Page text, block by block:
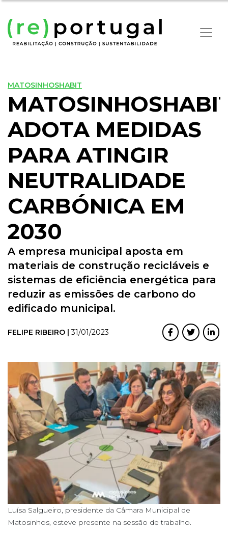
MATOSINHOSHABIT
ADOTA MEDIDAS
PARA ATINGIR
NEUTRALIDADE
CARBÓNICA EM
2030
A empresa municipal aposta em
materiais de construção recicláveis e
sistemas de eficiência energética para
reduzir as emissões de carbono do
edificado municipal.
FELIPE RIBEIRO |31/01/2023
Luísa Salgueiro, presidente da Câmara Municipal de
Matosinhos, esteve presente na sessão de trabalho.